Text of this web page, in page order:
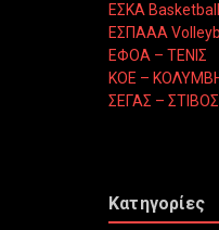
ΕΣΚΑ Basketball
ΕΣΠΑΑΑ
ΕΦΟΑ – ΤΕΝΙΣ
ΚΟΕ –
ΣΕΓΑΣ – ΣΤΙΒΟΣ
Κατηγορίες